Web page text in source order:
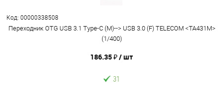
Код: 00000338508
Переходник OTG USB 3.1 Type-C (M)--> USB 3.0 (F) TELECOM <TA431M>
(1/400)
186.35 ₽/ шт
31